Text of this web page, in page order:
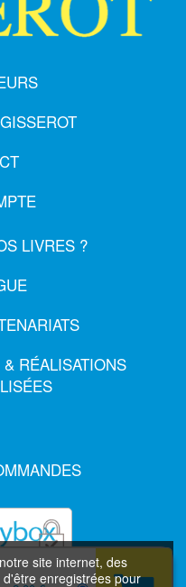
site internet, des
enregistrées pour
LIVRES ?
RÉALISATIONS